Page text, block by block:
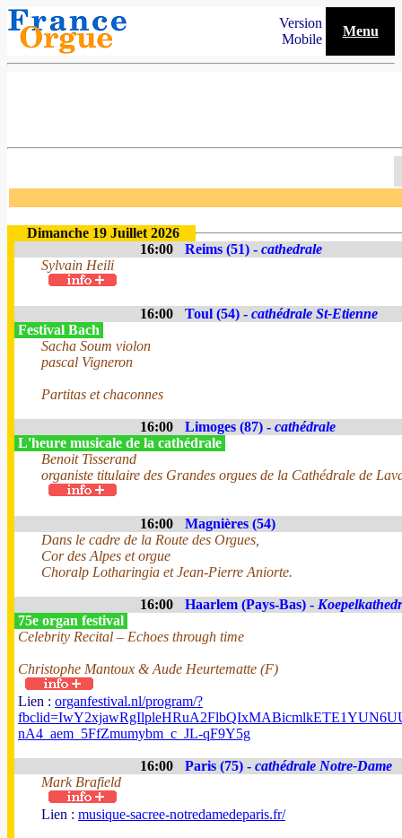
Version
Mobile
Menu
Dimanche 19 Juillet 2026
16:00
Reims (51) - cathedrale
Sylvain Heili
16:00 Toul (54) - cathédrale St-Etienne
Festival Bach
Sacha Soum violon
pascal Vigneron
Partitas et chaconnes
16:00 Limoges (87) - cathédrale
L'heure musicale de la cathédrale
Benoit Tisserand
organiste titulaire des Grandes orgues de la Cathédrale de
16:00
Magnières (54)
Dans le cadre de la Route des Orgues,
Cor des Alpes et orgue
Choralp Lotharingia et Jean-Pierre Aniorte.
16:00 Haarlem (Pays-Bas) -
75e organ festival
Celebrity Recital – Echoes through time
Christophe Mantoux & Aude Heurtematte (F)
Lien : organfestival.nl/program/?
nA4_aem_5FfZmumybm_c_JL-qF9Y5g
16:00 Paris (75) - cathédrale Notre-Dame
Mark Brafield
Lien : musique-sacree-notredamedeparis.fr/